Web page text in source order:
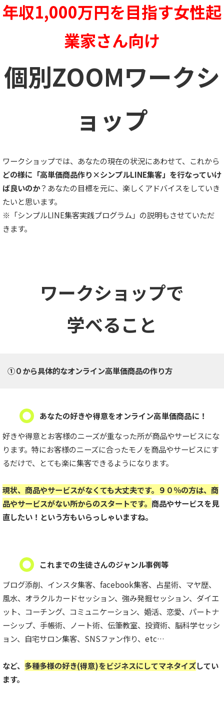
年収1,000万円を目指す女性起
業家さん向け
個別ZOOMワークシ
ョップ
ワークショップでは、あなたの現在の状況にあわせて、これから
どの様に「高単価商品作り×シンプルLINE集客」を行なっていけ
ば良いのか？あなたの目標を元に、楽しくアドバイスをしていき
たいと思います。
※「シンプルLINE集客実践プログラム」の説明もさせていただ
きます。
ワークショップで
学べること
①０から具体的なオンライン高単価商品の作り方
あなたの好きや得意をオンライン高単価商品に！
好きや得意とお客様のニーズが重なった所が商品やサービスにな
ります。特にお客様のニーズに合ったモノを商品やサービスにす
るだけで、とても楽に集客できるようになります。
現状、商品やサービスがなくても大丈夫です。９０％の方は、商
品やサービスがない所からのスタートです。 商品やサービスを見
直したい！という方もいらっしゃいますね。
これまでの生徒さんのジャンル事例等
ブログ添削、インスタ集客、facebook集客、占星術、マヤ歴、
風水、オラクルカードセッション、強み発掘セッション、ダイエ
ット、コーチング、コミュニケーション、婚活、恋愛、パートナ
ーシップ、手帳術、ノート術、伝筆教室、投資術、脳科学セッシ
ョン、自宅サロン集客、SNSファン作り、etc…
など、 多種多様の好き(得意)をビジネスにしてマネタイズしてい
ます。